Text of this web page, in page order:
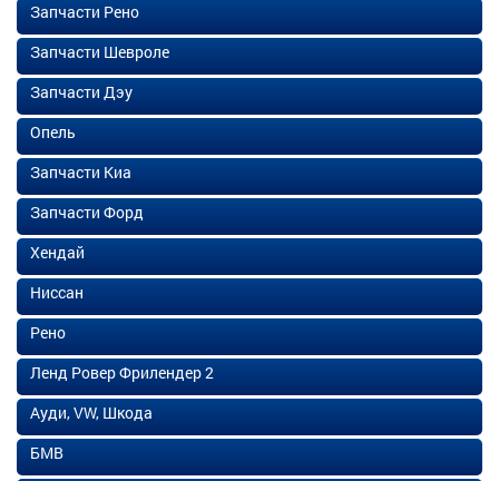
Запчасти Рено
Запчасти Шевроле
Запчасти Дэу
Опель
Запчасти Киа
Запчасти Форд
Хендай
Ниссан
Рено
Ленд Ровер Фрилендер 2
Ауди, VW, Шкода
БМВ